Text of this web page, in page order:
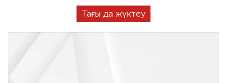
Тағы да жүктеу